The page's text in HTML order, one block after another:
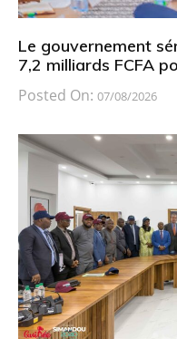
Le gouvernement
7,2 milliards FCFA
Posted On: 07/08/2026